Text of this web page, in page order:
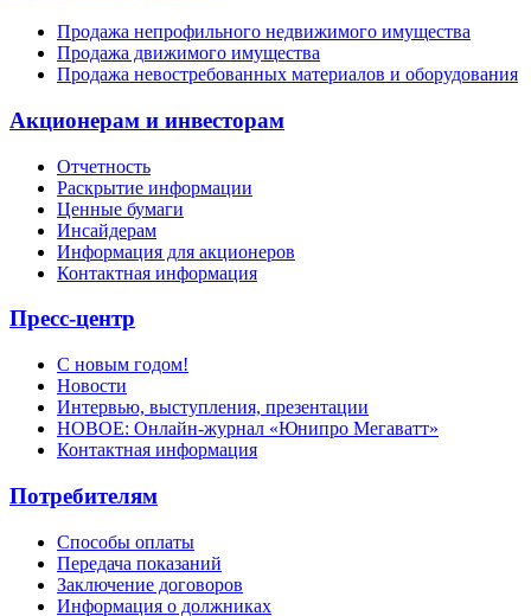
Продажа непрофильного недвижимого имущества
Продажа движимого имущества
Продажа невостребованных материалов и оборудования
Акционерам и инвесторам
Отчетность
Раскрытие информации
Ценные бумаги
Инсайдерам
Информация для акционеров
Контактная информация
Пресс-центр
С новым годом!
Новости
Интервью, выступления, презентации
НОВОЕ: Онлайн-журнал «Юнипро Мегаватт»
Контактная информация
Потребителям
Способы оплаты
Передача показаний
Заключение договоров
Информация о должниках